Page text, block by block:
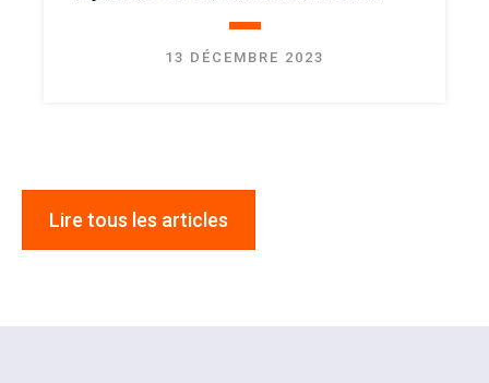
13 DÉCEMBRE 2023
Lire tous les articles